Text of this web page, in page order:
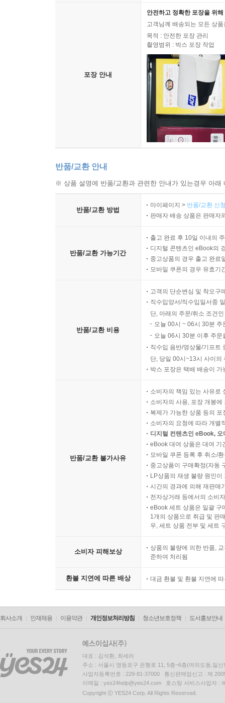
포장 안내
안전하고 정확한 포장을 위
고객님께 배송되는 모든 상
목적 : 안전한 포장 관리
촬영범위 : 박스 포장 작업
반품/교환 안내
※ 상품 설명에 반품/교환과 관련한 안내가 있는경우 아
반품/교환 방법
마이페이지 > 반품/교환 신
판매자 배송 상품은 판매자
반품/교환 가능기간
출고 완료 후 10일 이내의
디지털 콘텐츠인 eBook의
중고상품의 경우 출고 완료
모바일 쿠폰의 경우 유효기
반품/교환 비용
고객의 단순변심 및 착오구
직수입양서/직수입일서중
단, 아래의 주문/취소 조건
오늘 00시 ~ 06시 30분
오늘 06시 30분 이후 주
직수입 음반/영상물/기프트
단, 당일 00시~13시 사이의
박스 포장은 택배 배송이
반품/교환 불가사유
소비자의 책임 있는 사유로
소비자의 사용, 포장 개봉
복제가 가능한 상품 등의
소비자의 요청에 따라 개별
디지털 컨텐츠인 eBook,
eBook 대여 상품은 대여 기
모바일 쿠폰 등록 후 취소/
중고상품이 구매확정(자동
LP상품의 재생 불량 원인
시간의 경과에 의해 재판매
전자상거래 등에서의 소비
eBook 세트 상품은 일괄 구
1개의 상품으로 취급 및 판
우, 세트 상품 전부 및 세트
소비자 피해보상
상품의 불량에 의한 반품,
준하여 처리됨
환불 지연에 따른 배상 대금 환불 및 환불 지연에
회사소개 인재채용 이용약관 개인정보처리방침 청소년보호정책 도서홍보안내
대표 : 김석환, 최세라
주소 : 서울시 영등포구 은행로 11, 5층~6층(여의도동,일신
사업자등록번호 : 229-81-37000 통신판매업신고 : 제
이메일 : yes24help@yes24.com 호스팅 서비스사업자 :
Copyright ⓒ YES24 Corp. All Rights Reserved.